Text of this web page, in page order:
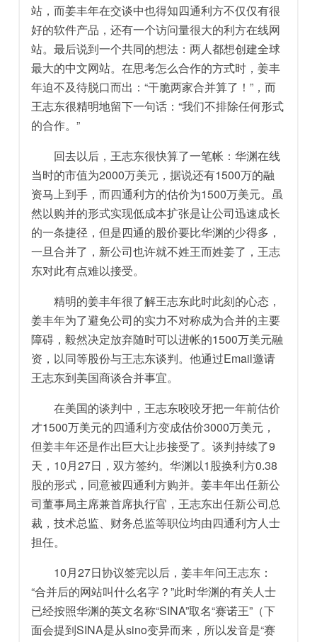
站，而姜丰年在交谈中也得知四通利方不仅仅有很
好的软件产品，还有一个访问量很大的利方在线网
站。最后说到一个共同的想法：两人都想创建全球
最大的中文网站。在思考怎么合作的方式时，姜丰
年迫不及待脱口而出：“干脆两家合并算了！”，而
王志东很精明地留下一句话：“我们不排除任何形式
的合作。”
回去以后，王志东很快算了一笔帐：华渊在线
当时的市值为2000万美元，据说还有1500万的融
资马上到手，而四通利方的估价为1500万美元。虽
然以购并的形式实现低成本扩张是让公司迅速成长
的一条捷径，但是四通的股价要比华渊的少得多，
一旦合并了，新公司也许就不姓王而姓姜了，王志
东对此有点难以接受。
精明的姜丰年很了解王志东此时此刻的心态，
姜丰年为了避免公司的实力不对称成为合并的主要
障碍，毅然决定放弃随时可以进帐的1500万美元融
资，以同等股份与王志东谈判。他通过Email邀请
王志东到美国商谈合并事宜。
在美国的谈判中，王志东咬咬牙把一年前估价
才1500万美元的四通利方变成估价3000万美元，
但姜丰年还是作出巨大让步接受了。谈判持续了9
天，10月27日，双方签约。华渊以1股换利方0.38
股的形式，同意被四通利方购并。姜丰年出任新公
司董事局主席兼首席执行官，王志东出任新公司总
裁，技术总监、财务总监等职位均由四通利方人士
担任。
10月27日协议签完以后，姜丰年问王志东：
“合并后的网站叫什么名字？”此时华渊的有关人士
已经按照华渊的英文名称“SINA”取名“赛诺王”（下
面会提到SINA是从sino变异而来，所以发音是“赛